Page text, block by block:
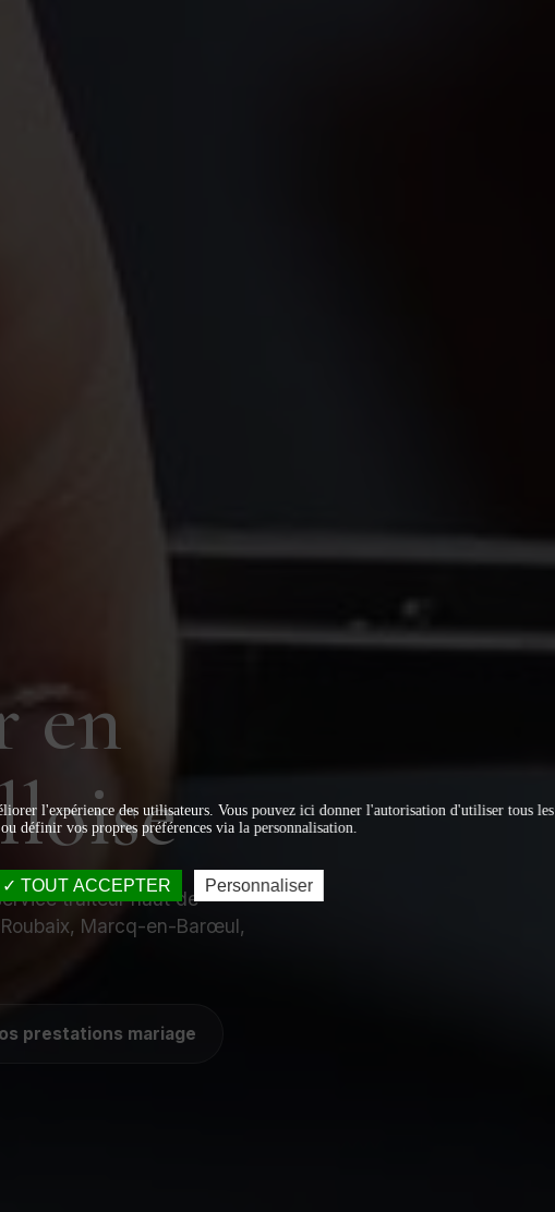
en
traiteur haut de
Marcq-en-Barœul,
prestations mariage
l'expérience des utilisateurs. Vous pouvez ici donner l'autorisation d'utiliser tous les
définir vos propres préférences via la personnalisation.
TOUT ACCEPTER Personnaliser